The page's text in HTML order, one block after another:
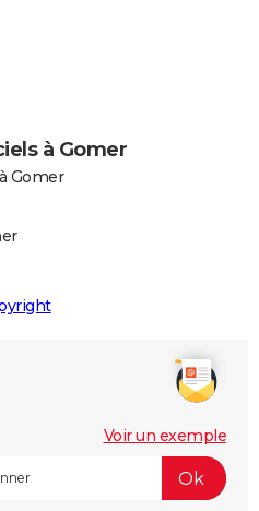
à Gomer
Gomer
Voir un exemple